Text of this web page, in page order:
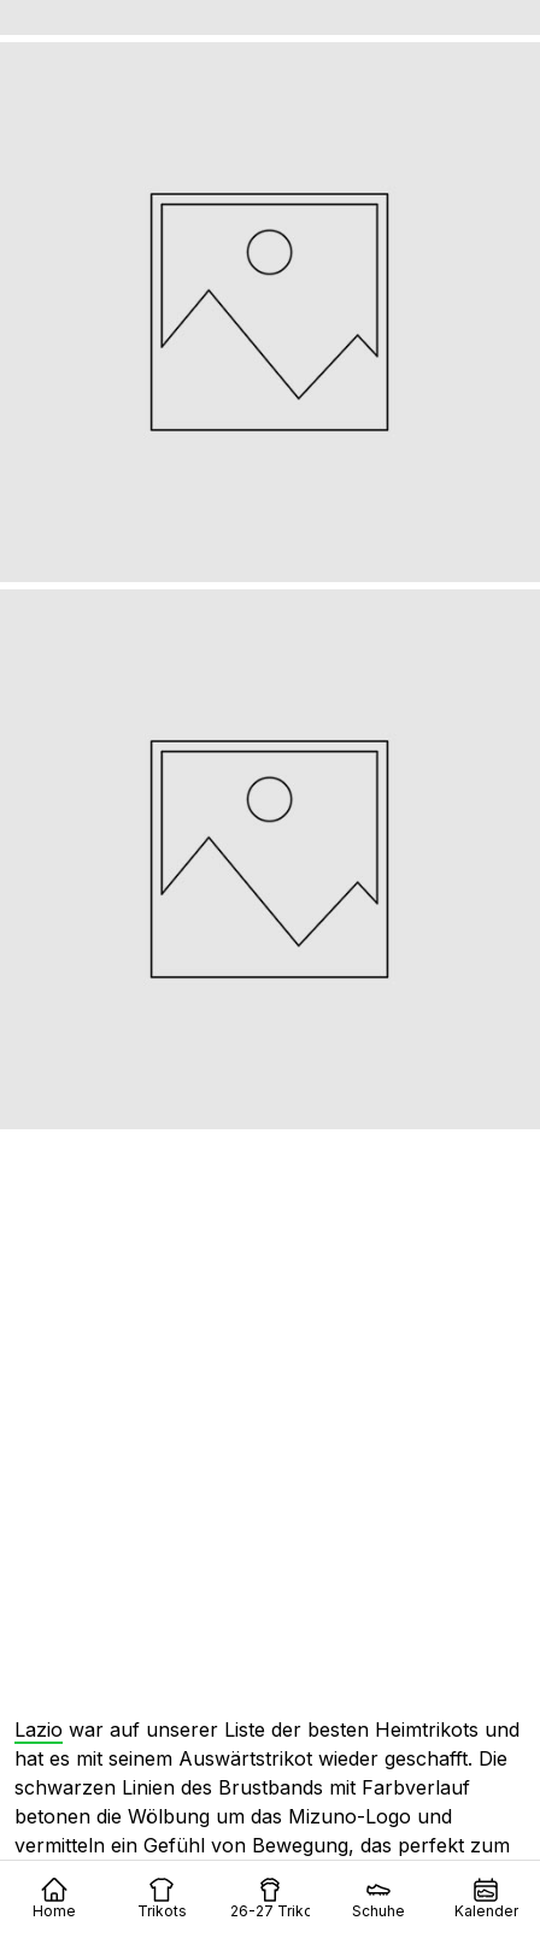
Home Trikots 26-27 Trikots Schuhe Kalender
Lazio war auf unserer Liste der besten Heimtrikots und
hat es mit seinem Auswärtstrikot wieder geschafft. Die
schwarzen Linien des Brustbands mit Farbverlauf
betonen die Wölbung um das Mizuno-Logo und
vermitteln ein Gefühl von Bewegung, das perfekt zum
Laufvogel passt. Das Blau und Gelb sind leuchtend und
stehen in einem perfekten Verhältnis zur schwarzen